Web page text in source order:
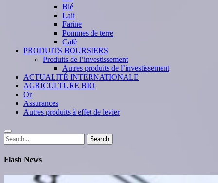
Blé
Lait
Farine
Pommes de terre
Café
PRODUITS BOURSIERS
Produits de l’investissement
Autres produits de l’investissement
ACTUALITÉ INTERNATIONALE
AGRICULTURE BIO
Or
Assurances
Autres produits à effet de levier
Search
for:
Search
Flash News